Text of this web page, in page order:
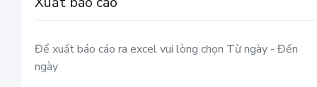
Để xuất báo cáo ra excel vui lòng chọn Từ ngày - Đến
ngày